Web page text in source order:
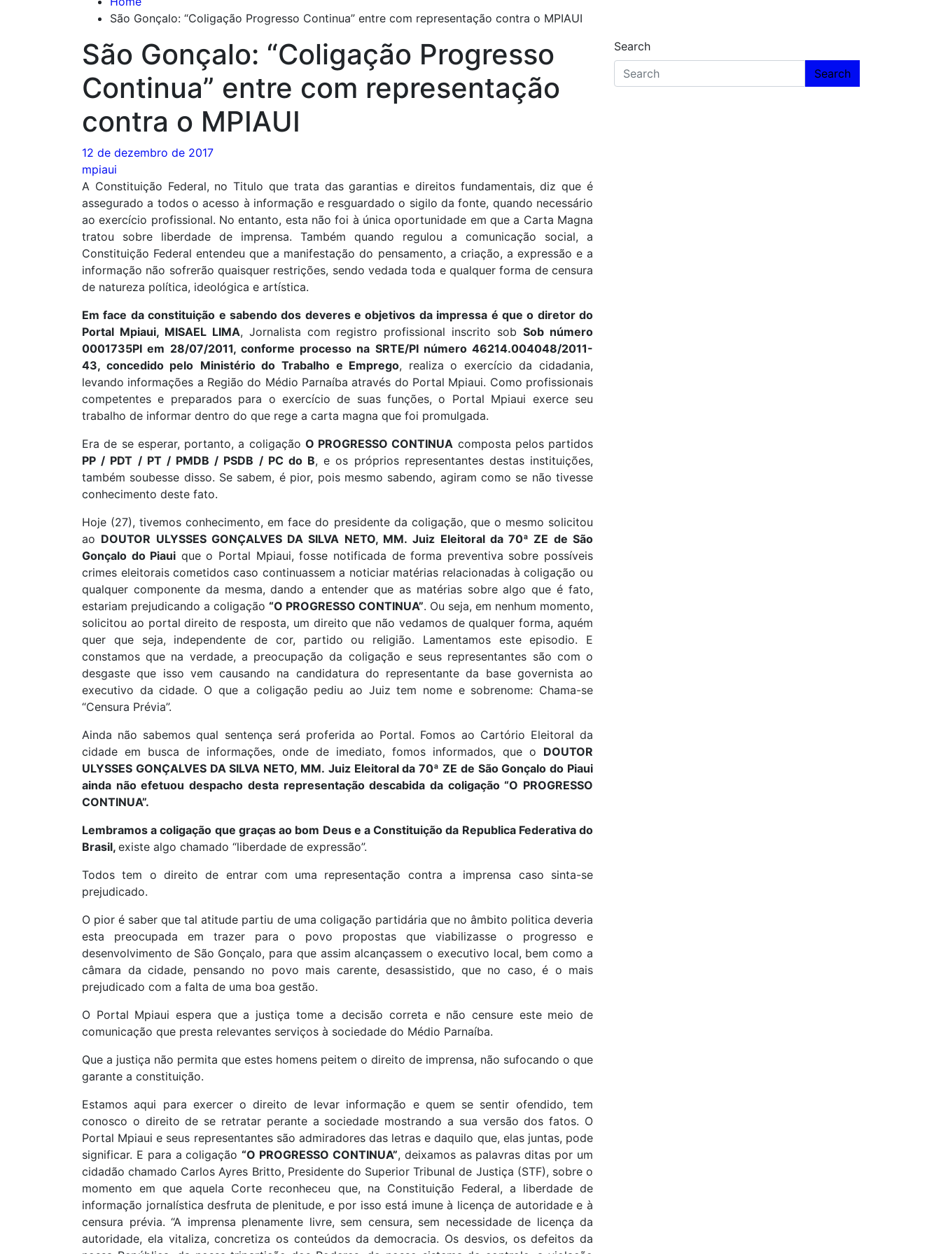
São Gonçalo: “Coligação Progresso Continua” entre com representação contra o MPIAUI
São Gonçalo: “Coligação Progresso
Continua” entre com representação
contra o MPIAUI
12 de dezembro de 2017
mpiaui
A Constituição Federal, no Titulo que trata das garantias e direitos fundamentais, diz que é
assegurado a todos o acesso à informação e resguardado o sigilo da fonte, quando necessário
ao exercício profissional. No entanto, esta não foi à única oportunidade em que a Carta Magna
tratou sobre liberdade de imprensa. Também quando regulou a comunicação social, a
Constituição Federal entendeu que a manifestação do pensamento, a criação, a expressão e a
informação não sofrerão quaisquer restrições, sendo vedada toda e qualquer forma de censura
de natureza política, ideológica e artística.
Em face da constituição e sabendo dos deveres e objetivos da impressa é que o diretor do
Portal Mpiaui, MISAEL LIMA, Jornalista com registro profissional inscrito sobSob número
0001735PI em 28/07/2011, conforme processo na SRTE/PI número 46214.004048/2011-
43, concedido pelo Ministério do Trabalho e Emprego, realiza o exercício da cidadania,
levando informações a Região do Médio Parnaíba através do Portal Mpiaui. Como profissionais
competentes e preparados para o exercício de suas funções, o Portal Mpiaui exerce seu
trabalho de informar dentro do que rege a carta magna que foi promulgada.
Era de se esperar, portanto, a coligação O PROGRESSO CONTINUA composta pelos partidos
PP / PDT / PT / PMDB / PSDB / PC do B, e os próprios representantes destas instituições,
também soubesse disso. Se sabem, é pior, pois mesmo sabendo, agiram como se não tivesse
conhecimento deste fato.
Hoje (27), tivemos conhecimento, em face do presidente da coligação, que o mesmo solicitou
ao DOUTOR ULYSSES GONÇALVES DA SILVA NETO, MM. Juiz Eleitoral da 70ª ZE de São
Gonçalo do Piaui que o Portal Mpiaui, fosse notificada de forma preventiva sobre possíveis
crimes eleitorais cometidos caso continuassem a noticiar matérias relacionadas à coligação ou
qualquer componente da mesma, dando a entender que as matérias sobre algo que é fato,
estariam prejudicando a coligação “O PROGRESSO CONTINUA”. Ou seja, em nenhum momento,
solicitou ao portal direito de resposta, um direito que não vedamos de qualquer forma, aquém
quer que seja, independente de cor, partido ou religião. Lamentamos este episodio. E
constamos que na verdade, a preocupação da coligação e seus representantes são com o
desgaste que isso vem causando na candidatura do representante da base governista ao
executivo da cidade. O que a coligação pediu ao Juiz tem nome e sobrenome: Chama-se
“Censura Prévia”.
Ainda não sabemos qual sentença será proferida ao Portal. Fomos ao Cartório Eleitoral da
cidade em busca de informações, onde de imediato, fomos informados, que o DOUTOR
ULYSSES GONÇALVES DA SILVA NETO, MM. Juiz Eleitoral da 70ª ZE de São Gonçalo do Piaui
ainda não efetuou despacho desta representação descabida da coligação “O PROGRESSO
CONTINUA”.
Lembramos a coligação que graças ao bom Deus e a Constituição da Republica Federativa do
Brasil, existe algo chamado “liberdade de expressão”.
Todos tem o direito de entrar com uma representação contra a imprensa caso sinta-se
prejudicado.
O pior é saber que tal atitude partiu de uma coligação partidária que no âmbito politica deveria
esta preocupada em trazer para o povo propostas que viabilizasse o progresso e
desenvolvimento de São Gonçalo, para que assim alcançassem o executivo local, bem como a
câmara da cidade, pensando no povo mais carente, desassistido, que no caso, é o mais
prejudicado com a falta de uma boa gestão.
O Portal Mpiaui espera que a justiça tome a decisão correta e não censure este meio de
comunicação que presta relevantes serviços à sociedade do Médio Parnaíba.
Que a justiça não permita que estes homens peitem o direito de imprensa, não sufocando o que
garante a constituição.
Estamos aqui para exercer o direito de levar informação e quem se sentir ofendido, tem
conosco o direito de se retratar perante a sociedade mostrando a sua versão dos fatos. O
Portal Mpiaui e seus representantes são admiradores das letras e daquilo que, elas juntas, pode
significar. E para a coligação“O PROGRESSO CONTINUA”, deixamos as palavras ditas por um
cidadão chamado Carlos Ayres Britto, Presidente do Superior Tribunal de Justiça (STF), sobre o
momento em que aquela Corte reconheceu que, na Constituição Federal, a liberdade de
informação jornalística desfruta de plenitude, e por isso está imune à licença de autoridade e à
censura prévia. “A imprensa plenamente livre, sem censura, sem necessidade de licença da
autoridade, ela vitaliza, concretiza os conteúdos da democracia. Os desvios, os defeitos da
Search
Search